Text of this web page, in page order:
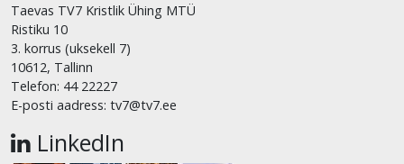
Taevas TV7 Kristlik Ühing MTÜ
Ristiku 10
3. korrus (uksekell 7)
10612, Tallinn
Telefon: 44 22227
E-posti aadress: tv7@tv7.ee
LinkedIn